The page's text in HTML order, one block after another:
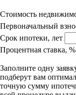
Стоимость
Первоначальный
Срок ипотеки, лет
Процентная ставка, %
Заполните одну
подберут вам
точную сумму